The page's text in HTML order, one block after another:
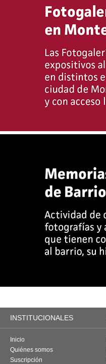
INSTITUCIONALES
Inicio
Quiénes somos
Suscripción